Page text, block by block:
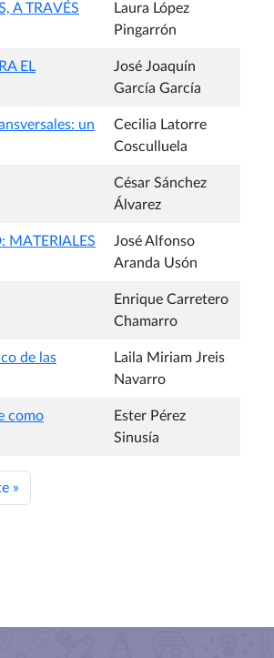
A TRAVÉS
Laura López
Pingarrón
EL
José Joaquín
García García
un
Cecilia Latorre
Cosculluela
César Sánchez
Álvarez
MATERIALES
José Alfonso
Aranda Usón
Enrique Carretero
Chamarro
de las
Laila Miriam Jreis
Navarro
como
Ester Pérez
Sinusía
»